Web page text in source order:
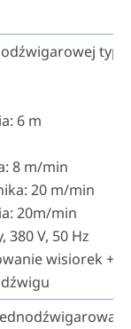
typu
6 m
8 m/min
20 m/min
20m/min
380 V, 50 Hz
wisiorek +